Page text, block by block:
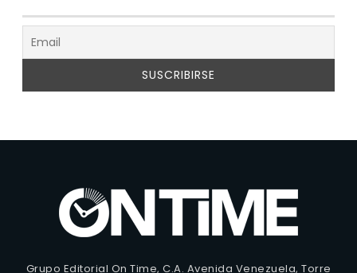
Grupo Editorial On Time, C.A. Avenida Venezuela, Torre